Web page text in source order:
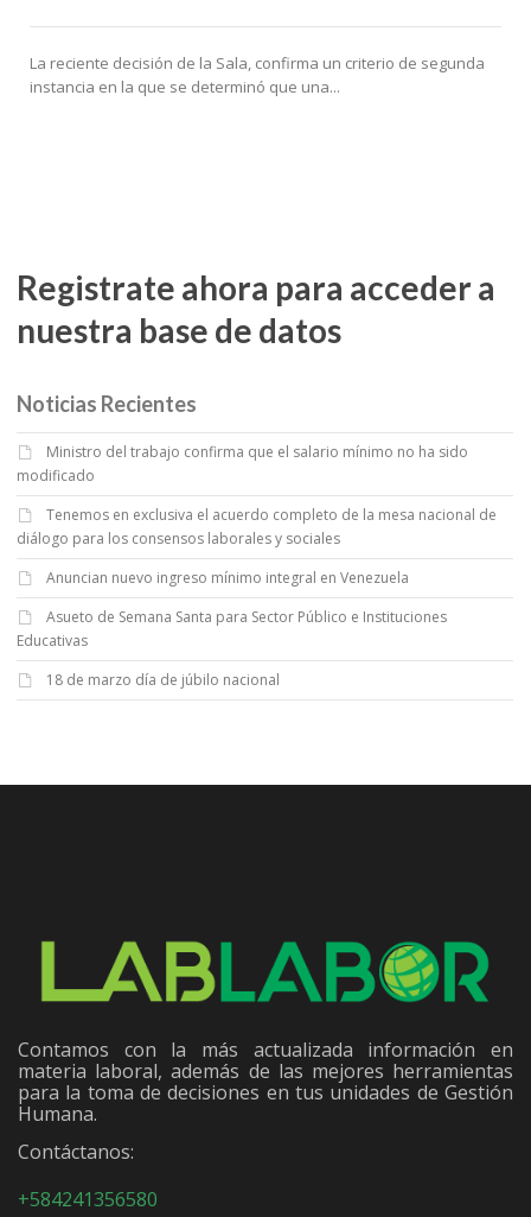
La reciente decisión de la Sala, confirma un criterio de segunda
instancia en la que se determinó que una...
Registrate ahora para acceder a
nuestra base de datos
Noticias Recientes
Ministro del trabajo confirma que el salario mínimo no ha sido
modificado
Tenemos en exclusiva el acuerdo completo de la mesa nacional de
diálogo para los consensos laborales y sociales
Anuncian nuevo ingreso mínimo integral en Venezuela
Asueto de Semana Santa para Sector Público e Instituciones
Educativas
18 de marzo día de júbilo nacional
Contamos con la más actualizada información en
materia laboral, además de las mejores herramientas
para la toma de decisiones en tus unidades de Gestión
Humana.
Contáctanos:
+584241356580